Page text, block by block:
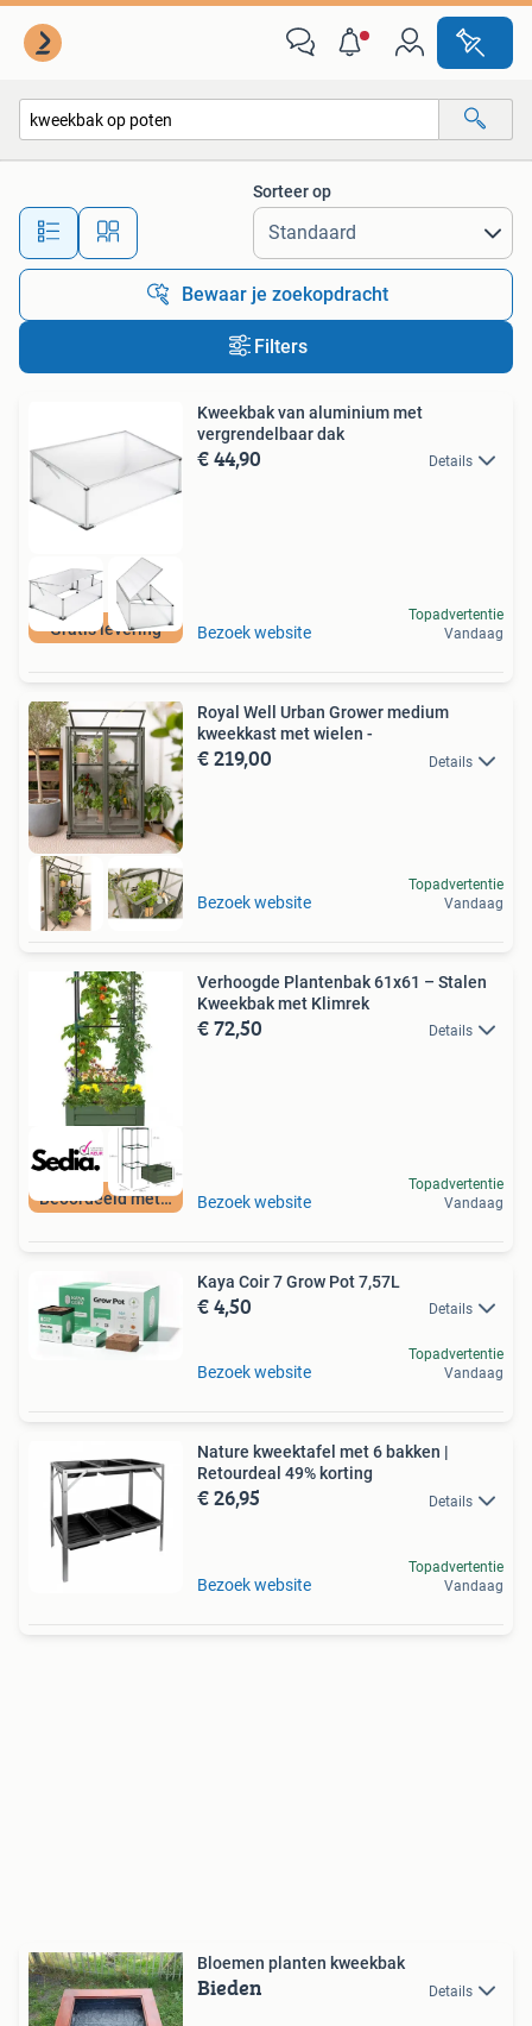
Alle afstanden…
Sorteer op
Bewaar je zoekopdracht
Filters
Gratis levering
Kweekbak van aluminium met
vergrendelbaar dak
€ 44,90 Details
Bezoek website
Topadvertentie
Vandaag
Royal Well Urban Grower medium
kweekkast met wielen -
€ 219,00 Details
Bezoek website
Topadvertentie
Vandaag
Beoordeeld met 9+
Verhoogde Plantenbak 61x61 – Stalen
Kweekbak met Klimrek
€ 72,50 Details
Bezoek website
Topadvertentie
Vandaag
Kaya Coir 7 Grow Pot 7,57L
€ 4,50 Details
Bezoek website
Topadvertentie
Vandaag
Nature kweektafel met 6 bakken |
Retourdeal 49% korting
€ 26,95 Details
Bezoek website
Topadvertentie
Vandaag
Bloemen planten kweekbak
Bieden Details